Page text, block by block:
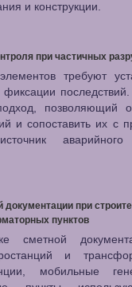
и конструкции.
при частичных
требуют
последствий.
позволяющий
и сопоставить их с
аварийного
при
пунктов
сметной
и
мобильные